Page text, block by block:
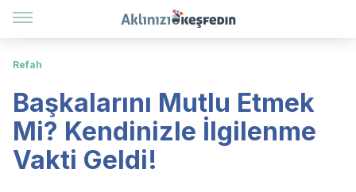
Refah
Başkalarını Mutlu Etmek
Mi? Kendinizle İlgilenme
Vakti Geldi!